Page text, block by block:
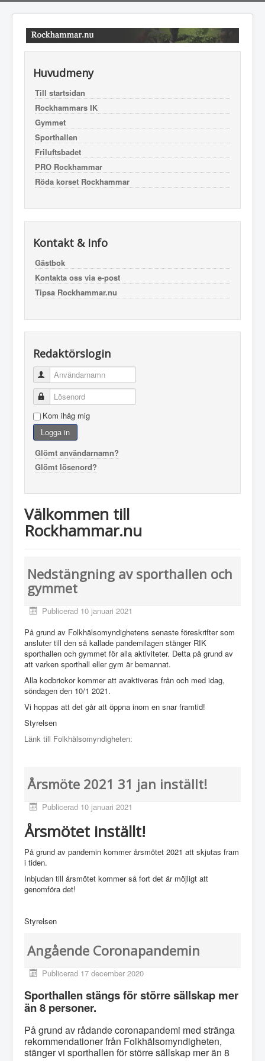
Huvudmeny
Till startsidan
Rockhammars IK
Gymmet
Sporthallen
Friluftsbadet
PRO Rockhammar
Röda korset Rockhammar
Kontakt & Info
Gästbok
Kontakta oss via e-post
Tipsa Rockhammar.nu
Redaktörslogin
Användarnamn
Lösenord
Kom ihåg mig
Logga in
Glömt användarnamn?
Glömt lösenord?
Välkommen till
Rockhammar.nu
Nedstängning av sporthallen och
gymmet
Publicerad 10 januari 2021
På grund av Folkhälsomyndighetens senaste föreskrifter som
ansluter till den så kallade pandemilagen stänger RIK
sporthallen och gymmet för alla aktiviteter. Detta på grund av
att varken sporthall eller gym är bemannat.
Alla kodbrickor kommer att avaktiveras från och med idag,
söndagen den 10/1 2021.
Vi hoppas att det går att öppna inom en snar framtid!
Styrelsen
Länk till Folkhälsomyndigheten:
Årsmöte 2021 31 jan inställt!
Publicerad 10 januari 2021
Årsmötet inställt!
På grund av pandemin kommer årsmötet 2021 att skjutas fram
i tiden.
Inbjudan till årsmötet kommer så fort det är möjligt att
genomföra det!
Styrelsen
Angående Coronapandemin
Publicerad 17 december 2020
Sporthallen stängs för större sällskap mer
än 8 personer.
På grund av rådande coronapandemi med stränga
rekommendationer från Folkhälsomyndigheten,
stänger vi sporthallen för större sällskap mer än 8